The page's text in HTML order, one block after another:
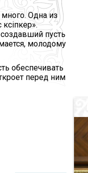
Одна из
пусть
молодому
обеспечивать
перед ним